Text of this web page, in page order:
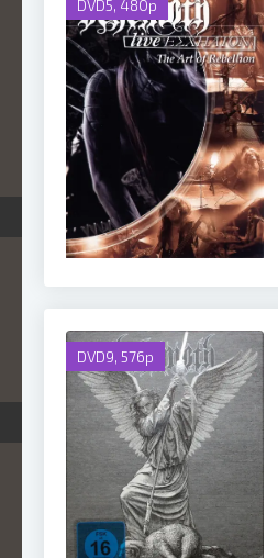
DVD5, 480p
DVD9, 576p